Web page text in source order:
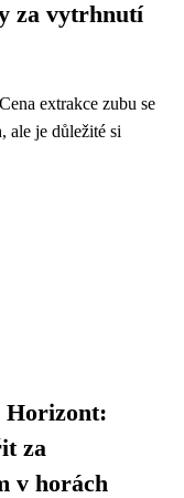
za vytrhnutí
extrakce zubu se
ale je důležité si
Horizont:
za
v horách